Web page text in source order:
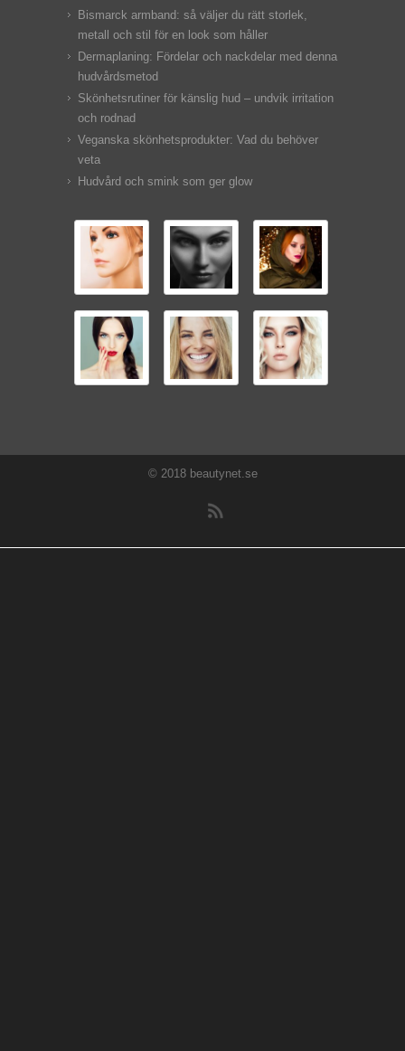
Bismarck armband: så väljer du rätt storlek,
metall och stil för en look som håller
Dermaplaning: Fördelar och nackdelar med denna
hudvårdsmetod
Skönhetsrutiner för känslig hud – undvik irritation
och rodnad
Veganska skönhetsprodukter: Vad du behöver
veta
Hudvård och smink som ger glow
© 2018 beautynet.se